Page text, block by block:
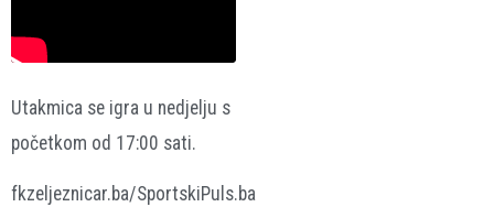
Utakmica se igra u nedjelju s
početkom od 17:00 sati.
fkzeljeznicar.ba/SportskiPuls.ba